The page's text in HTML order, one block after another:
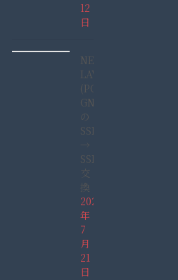
12
日
NEC
LAVIE
(PC-
GN165GDAD)
の
SSHD
→
SSD
交
換
2022
年
7
月
21
日